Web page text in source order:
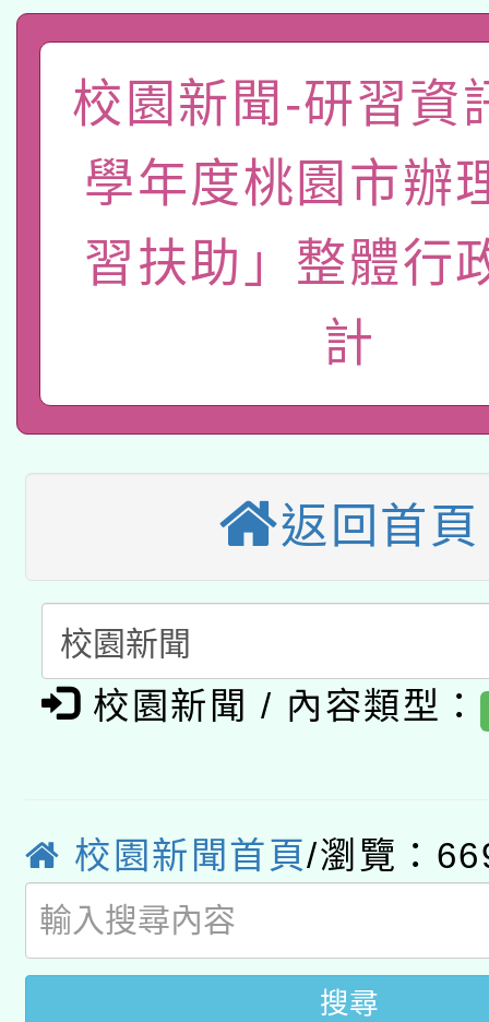
礎課程
A3數位素養講師名單
「數位內容與教學軟體
pilot」
薪期間赴陸應申請許可
轉知經濟部水利署委託
業技術研究院辦理「
用水績優單位及節水達
115年8月22日(星期六
桃園市孔廟祈福系列
2026年桃園地景藝術
本校115學年度第2次
招)
適應運動共學行動站研
本館辦理115年度閱讀
暨閱讀推動專業研習
科技賦能─人工智慧
礎課程
A3數位素養講師名單
「數位內容與教學軟體
pilot」
有關大陸委員會函釋公
轉知經濟部水利署委託
用水績優單位及節水達
動」
桃園市孔廟祈福系列
開 智慧啟航」
2026年桃園地景藝術
校園新聞-研習資
學年度桃園市辦
習扶助」整體行
計
返回首頁
校園新聞 / 內容類型：
校園新聞首頁/瀏覽：
搜尋